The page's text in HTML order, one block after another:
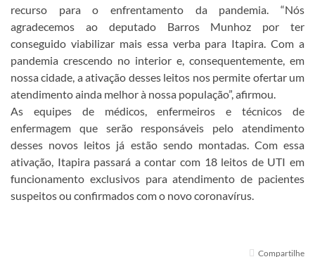
recurso para o enfrentamento da pandemia. “Nós
agradecemos ao deputado Barros Munhoz por ter
conseguido viabilizar mais essa verba para Itapira. Com a
pandemia crescendo no interior e, consequentemente, em
nossa cidade, a ativação desses leitos nos permite ofertar um
atendimento ainda melhor à nossa população”, afirmou.
As equipes de médicos, enfermeiros e técnicos de
enfermagem que serão responsáveis pelo atendimento
desses novos leitos já estão sendo montadas. Com essa
ativação, Itapira passará a contar com 18 leitos de UTI em
funcionamento exclusivos para atendimento de pacientes
suspeitos ou confirmados com o novo coronavírus.
Compartilhe